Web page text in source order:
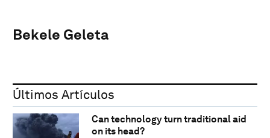
Bekele Geleta
Últimos Artículos
Can technology turn traditional aid
on its head?